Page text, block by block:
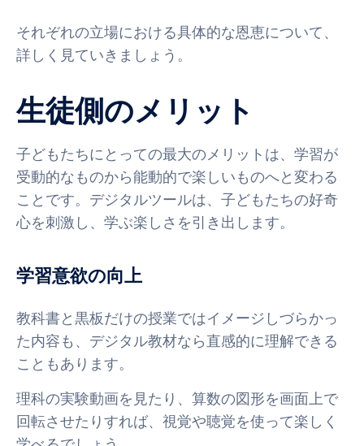
それぞれの立場における具体的な恩恵について、
詳しく見ていきましょう。
生徒側のメリット
子どもたちにとっての最大のメリットは、学習が
受動的なものから能動的で楽しいものへと変わる
ことです。デジタルツールは、子どもたちの好奇
心を刺激し、学ぶ楽しさを引き出します。
学習意欲の向上
教科書と黒板だけの授業ではイメージしづらかっ
た内容も、デジタル教材なら直感的に理解できる
こともあります。
理科の実験動画を見たり、算数の図形を画面上で
回転させたりすれば、視覚や聴覚を使って楽しく